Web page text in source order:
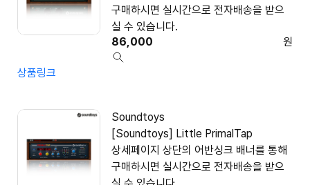
구매하시면 실시간으로 전자배송을 받으
실 수 있습니다.
86,000
원
상품링크
Soundtoys
[Soundtoys] Little PrimalTap
상세페이지 상단의 어반싱크 배너를 통해
구매하시면 실시간으로 전자배송을 받으